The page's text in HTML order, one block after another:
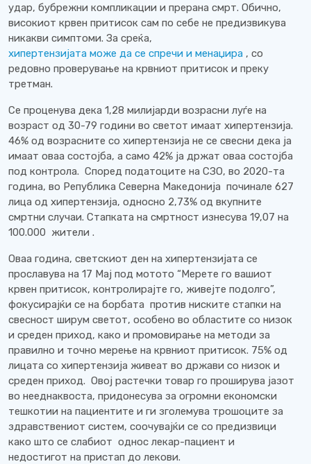
удар, бубрежни компликации и прерана смрт. Обично,
високиот крвен притисок сам по себе не предизвикува
никакви симптоми. За среќа,
хипертензијата може да се спречи и менаџира , со
редовно проверување на крвниот притисок и преку
третман.
Се проценува дека 1,28 милијарди возрасни луѓе на
возраст од 30-79 години во светот имаат хипертензија.
46% од возрасните со хипертензија не се свесни дека ја
имаат оваа состојба, a само 42% ја држат оваа состојба
под контрола. Според податоците на СЗО, во 2020-та
година, во Република Северна Македонија починале 627
лица од хипертензија, односно 2,73% од вкупните
смртни случаи. Стапката на смртност изнесува 19,07 на
100.000 жители .
Оваа година, светскиот ден на хипертензијата се
прославува на 17 Мај под мотото “Мерете го вашиот
крвен притисок, контролирајте го, живејте подолго”,
фокусирајќи се на борбата против ниските стапки на
свесност ширум светот, особено во областите со низок
и среден приход, како и промовирање на методи за
правилно и точно мерење на крвниот притисок. 75% од
лицата со хипертензија живеат во држави со низок и
среден приход. Овој растечки товар го проширува јазот
во нееднаквоста, придонесува за огромни економски
тешкотии на пациентите и ги зголемува трошоците за
здравствениот систем, соочувајќи се со предизвици
како што се слабиот однос лекар-пациент и
недостигот на пристап до лекови.